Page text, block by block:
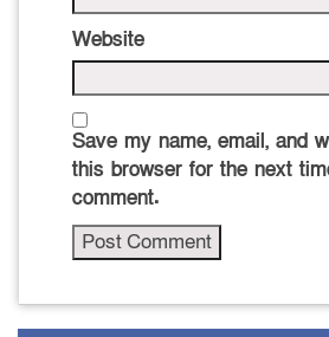
Website
Save my name, email, and
this browser for the next
comment.